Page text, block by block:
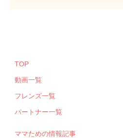
TOP
動画一覧
フレンズ一覧
パートナー一覧
ママための情報記事